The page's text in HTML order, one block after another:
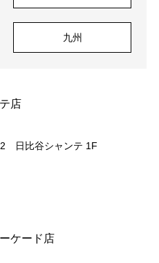
九州
店
日比谷シャンテ 1F
ケード店